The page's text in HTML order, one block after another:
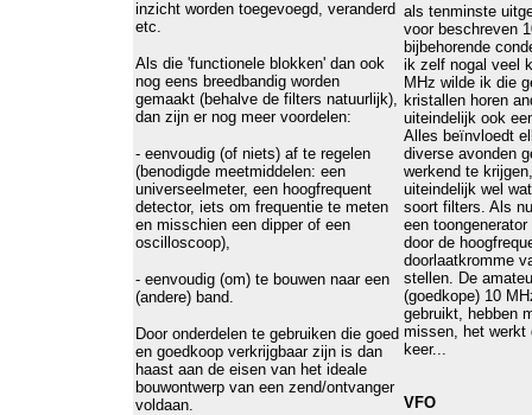
inzicht worden toegevoegd, veranderd
etc.
Als die 'functionele blokken' dan ook
nog eens breedbandig worden
gemaakt (behalve de filters natuurlijk),
dan zijn er nog meer voordelen:
- eenvoudig (of niets) af te regelen
(benodigde meetmiddelen: een
universeelmeter, een hoogfrequent
detector, iets om frequentie te meten
en misschien een dipper of een
oscilloscoop),
- eenvoudig (om) te bouwen naar een
(andere) band.
Door onderdelen te gebruiken die goed
en goedkoop verkrijgbaar zijn is dan
haast aan de eisen van het ideale
bouwontwerp van een zend/ontvanger
voldaan.
als tenminste
voor beschreven
bijbehorende
ik zelf nogal veel
MHz wilde ik die
kristallen horen
uiteindelijk ook
Alles beïnvloedt
diverse avonden
werkend te
uiteindelijk wel
soort filters. Als
een
door de
doorlaatkromme
stellen. De
(goedkope) 10
gebruikt, hebben
missen, het werkt
keer...
VFO